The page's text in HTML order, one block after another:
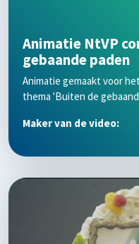
Animatie NtVP
gebaande paden
Animatie gemaakt voor
thema 'Buiten de
Maker van de video: